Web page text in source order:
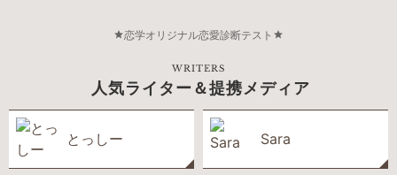
恋学オリジナル恋愛診断テスト
WRITERS
人気ライター＆提携メディア
とっしー Sara